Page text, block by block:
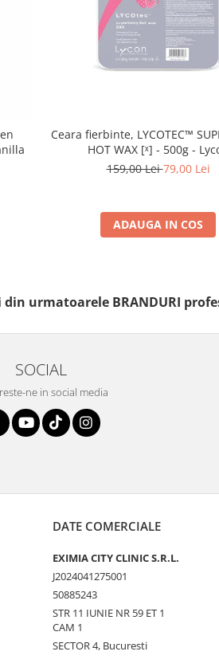
Ceara fierbinte, LYCOTEC™
HOT WAX [ˣ] - 500g -
159,00 Lei79,00 Lei
ADAUGA IN COS
urmatoarele BRANDURI
SOCIAL
ne in social media
DATE COMERCIALE
EXIMIA CITY CLINIC S.R.L.
J2024041275001
50885243
STR 11 IUNIE NR 59 ET 1
CAM 1
SECTOR 4, Bucuresti